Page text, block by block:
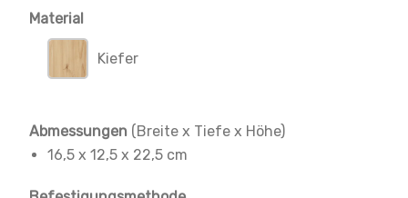
Material
Kiefer
Abmessungen (Breite x Tiefe x Höhe)
16,5 x 12,5x 22,5 cm